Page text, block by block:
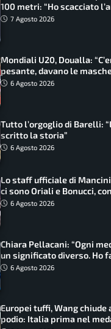
100 metri: “Ho scacciato
7 Agosto 2026
Mondiali U20, Doualla:
pesante, davano le
Non ho nulla da perdere”
6 Agosto 2026
Tutto l’orgoglio di Barelli:
scritto la storia”
6 Agosto 2026
Lo staff ufficiale di
ci sono Oriali e Bonucci,
ritorno
6 Agosto 2026
Chiara Pellacani: “Ogni
un significato diverso. Ho
qualità”
6 Agosto 2026
Europei tuffi, Wang chiude
podio: Italia prima nel